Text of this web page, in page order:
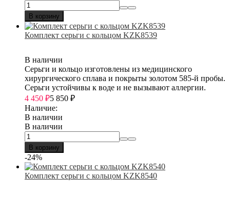
В корзину
Комплект серьги с кольцом KZK8539
В наличии
Серьги и кольцо изготовлены из медицинского
хирургического сплава и покрыты золотом 585-й пробы.
Серьги устойчивы к воде и не вызывают аллергии.
4 450 ₽5 850 ₽
Наличие:
В наличии
В наличии
В корзину
-24%
Комплект серьги с кольцом KZK8540